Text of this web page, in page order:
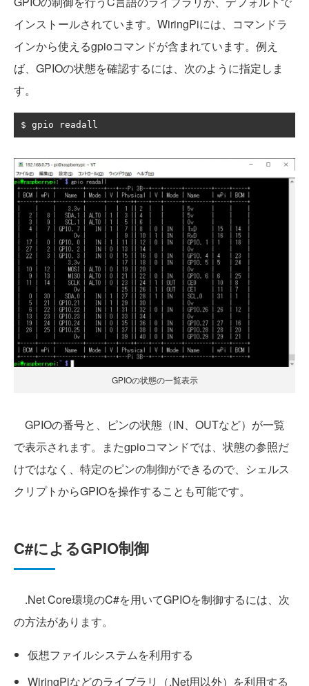
インストールされています。WiringPiには、コマンドラ
インから使えるgpioコマンドが含まれています。例え
ば、GPIOの状態を確認するには、次のように指定しま
す。
$ gpio readall
GPIOの状態の一覧表示
GPIOの番号と、ピンの状態（IN、OUTなど）が一覧
で表示されます。またgpioコマンドでは、状態の参照だ
けではなく、特定のピンの制御ができるので、シェルス
クリプトからGPIOを操作することも可能です。
C#によるGPIO制御
.Net Core環境のC#を用いてGPIOを制御するには、次
の方法があります。
仮想ファイルシステムを利用する
WiringPiなどのライブラリ（.Net用以外）を利用する